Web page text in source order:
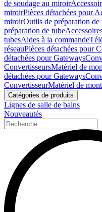
de soudage au miroir
miroirPièces détachées pour
miroirOutils de préparation de
préparation de tube
tubesAides à la commande
réseauPièces détachées pour
détachées pour Gateways
ConvertisseursMatériel de
détachées pour Gateways
ConvertisseurMatériel de
Catégories de produits
Lignes de salle de bains
Nouveautés